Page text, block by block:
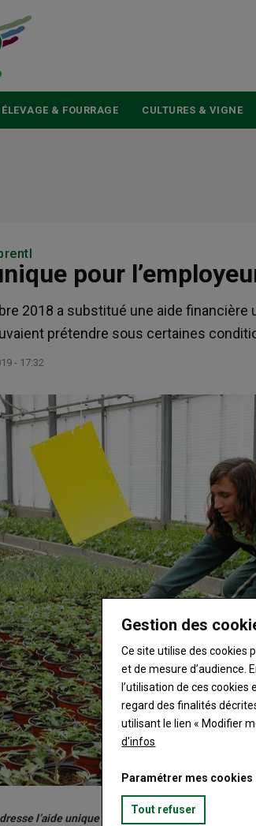
ÉLEVAGE & FOURRAGE CULTURES & VIGNE
pour
2018 a substitué une aide financière
prétendre sous certaines
- 17:32
l’aide unique ?
Gestion des
Ce site utilise des cookies
et de mesure d’audience.
l’utilisation de ces
regard des finalités
utilisant le lien « Modifier
d'infos
Paramétrer mes cookies
Tout refuser